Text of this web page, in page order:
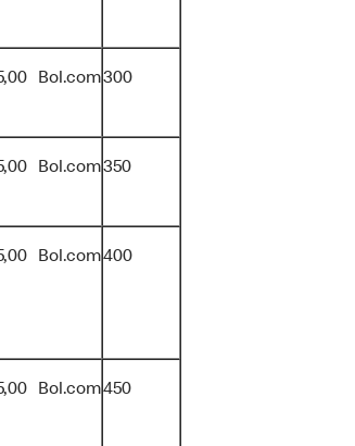
Bol.com300
Bol.com350
Bol.com400
Bol.com450